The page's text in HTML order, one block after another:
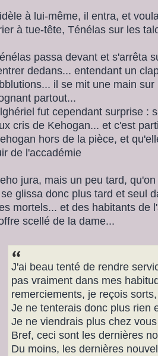
à lui-même, il entra, et
à tue-tête, Ténélas sur les
passa devant et s'arrêta
dedans... entendant un
il se mit une main
partout...
fut cependant surprise :
cris de Kehogan... et c'est
hors de la pièce, et
de l'accadémie
jura, mais un peu tard,
glissa donc plus tard et seul
mortels... et des habitants de
scellé de la dame...
J'ai beau tenté de rendre
pas vraiment dans mes
remerciements, je reçois
Je ne tenterais donc plus rien
Je ne viendrais plus chez
Bref, ceci sont les dernières
Du moins, les dernières